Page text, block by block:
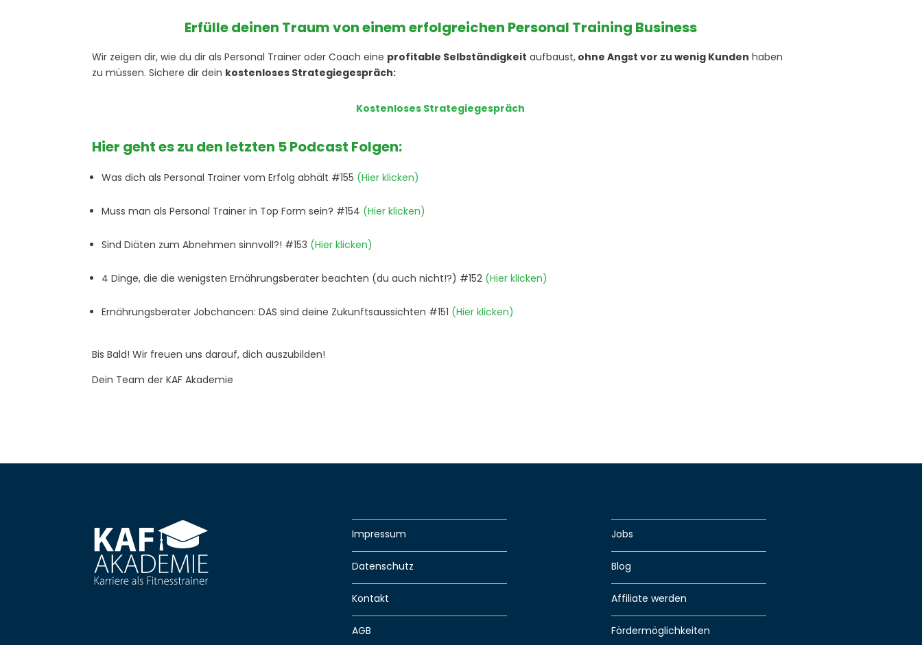
Erfülle deinen Traum von einem erfolgreichen Personal Training Business
Wir zeigen dir, wie du dir als Personal Trainer oder Coach eine profitable Selbständigkeit aufbaust, ohne Angst vor zu wenig Kunden haben
zu müssen. Sichere dir dein kostenloses Strategiegespräch:
Kostenloses Strategiegespräch
Hier geht es zu den letzten 5 Podcast Folgen:
Was dich als Personal Trainer vom Erfolg abhält #155 (Hier klicken)
Muss man als Personal Trainer in Top Form sein? #154 (Hier klicken)
Sind Diäten zum Abnehmen sinnvoll?! #153 (Hier klicken)
4 Dinge, die die wenigsten Ernährungsberater beachten (du auch nicht!?) #152 (Hier klicken)
Ernährungsberater Jobchancen: DAS sind deine Zukunftsaussichten #151 (Hier klicken)
Bis Bald! Wir freuen uns darauf, dich auszubilden!
Dein Team der KAF Akademie
Impressum
Datenschutz
Kontakt
AGB
Jobs
Blog
Affiliate werden
Fördermöglichkeiten